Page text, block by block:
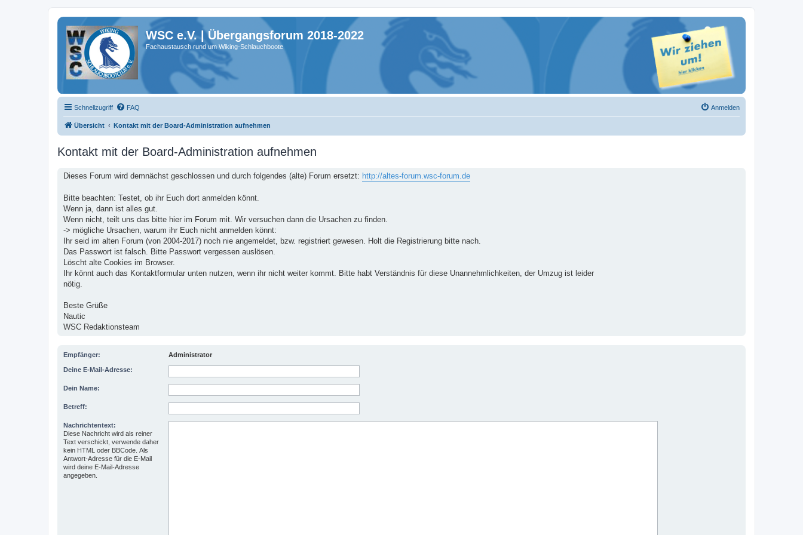
WSC e.V. | Übergangsforum 2018-2022
Fachaustausch rund um Wiking-Schlauchboote
Schnellzugriff FAQ Anmelden
Übersicht Kontakt mit der Board-Administration aufnehmen
Kontakt mit der Board-Administration aufnehmen
Dieses Forum wird demnächst geschlossen und durch folgendes (alte) Forum ersetzt: http://altes-forum.wsc-forum.de
Bitte beachten: Testet, ob ihr Euch dort anmelden könnt.
Wenn ja, dann ist alles gut.
Wenn nicht, teilt uns das bitte hier im Forum mit. Wir versuchen dann die Ursachen zu finden.
-> mögliche Ursachen, warum ihr Euch nicht anmelden könnt:
Ihr seid im alten Forum (von 2004-2017) noch nie angemeldet, bzw. registriert gewesen. Holt die Registrierung bitte nach.
Das Passwort ist falsch. Bitte Passwort vergessen auslösen.
Löscht alte Cookies im Browser.
Ihr könnt auch das Kontaktformular unten nutzen, wenn ihr nicht weiter kommt. Bitte habt Verständnis für diese Unannehmlichkeiten, der Umzug ist leider
nötig.
Beste Grüße
Nautic
WSC Redaktionsteam
Empfänger: Administrator
Deine E-Mail-Adresse:
Dein Name:
Betreff:
Nachrichtentext:
Diese Nachricht wird als reiner
Text verschickt, verwende daher
kein HTML oder BBCode. Als
Antwort-Adresse für die E-Mail
wird deine E-Mail-Adresse
angegeben.